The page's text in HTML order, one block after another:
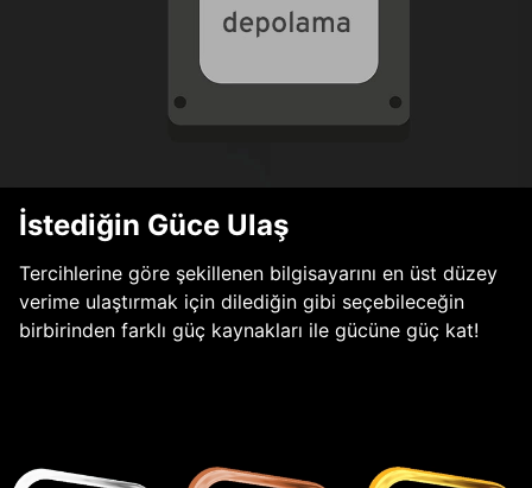
İstediğin Güce Ulaş
Tercihlerine göre şekillenen bilgisayarını en üst düzey
verime ulaştırmak için dilediğin gibi seçebileceğin
birbirinden farklı güç kaynakları ile gücüne güç kat!